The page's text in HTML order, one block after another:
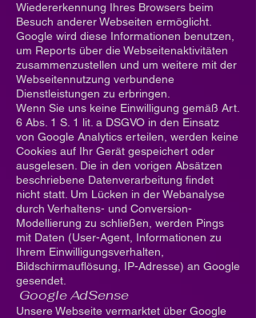
Wiedererkennung Ihres Browsers beim
Besuch anderer Webseiten ermöglicht.
Google wird diese Informationen benutzen,
um Reports über die Webseitenaktivitäten
zusammenzustellen und um weitere mit der
Webseitennutzung verbundene
Dienstleistungen zu erbringen.
Wenn Sie uns keine Einwilligung gemäß Art.
6 Abs. 1 S. 1 lit. a DSGVO in den Einsatz
von Google Analytics erteilen, werden keine
Cookies auf Ihr Gerät gespeichert oder
ausgelesen. Die in den vorigen Absätzen
beschriebene Datenverarbeitung findet
nicht statt. Um Lücken in der Webanalyse
durch Verhaltens- und Conversion-
Modellierung zu schließen, werden Pings
mit Daten (User-Agent, Informationen zu
Ihrem Einwilligungsverhalten,
Bildschirmauflösung, IP-Adresse) an Google
gesendet.
Google AdSense
Unsere Webseite vermarktet über Google